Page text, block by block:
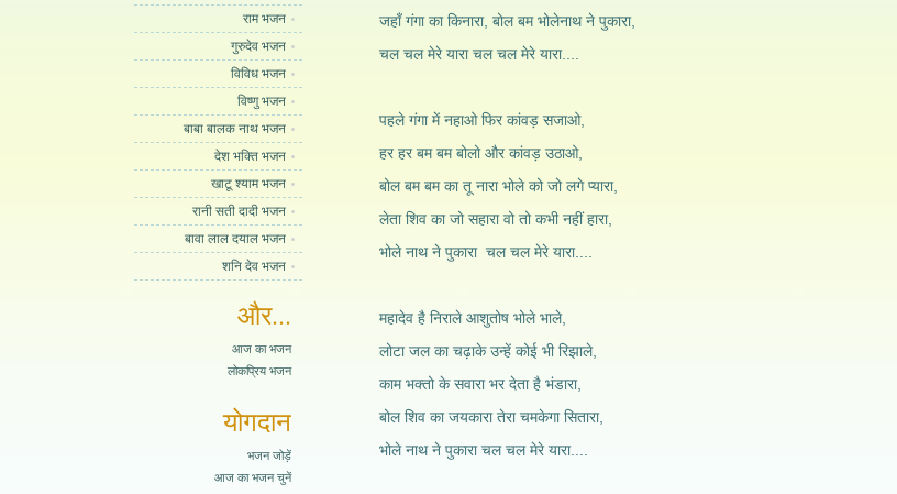
राम भजन
गुरुदेव भजन
विविध भजन
विष्णु भजन
बाबा बालक नाथ भजन
देश भक्ति भजन
खाटू श्याम भजन
रानी सती दादी भजन
बावा लाल दयाल भजन
शनि देव भजन
और...
आज का भजन
लोकप्रिय भजन
योगदान
भजन जोड़ें
आज का भजन चुनें
जहाँ गंगा का किनारा, बोल बम भोलेनाथ ने पुकारा,
चल चल मेरे यारा चल चल मेरे यारा....
पहले गंगा में नहाओ फिर कांवड़ सजाओ,
हर हर बम बम बोलो और कांवड़ उठाओ,
बोल बम बम का तू नारा भोले को जो लगे प्यारा,
लेता शिव का जो सहारा वो तो कभी नहीं हारा,
भोले नाथ ने पुकारा चल चल मेरे यारा....
महादेव है निराले आशुतोष भोले भाले,
लोटा जल का चढ़ाके उन्हें कोई भी रिझाले,
काम भक्तो के सवारा भर देता है भंडारा,
बोल शिव का जयकारा तेरा चमकेगा सितारा,
भोले नाथ ने पुकारा चल चल मेरे यारा....